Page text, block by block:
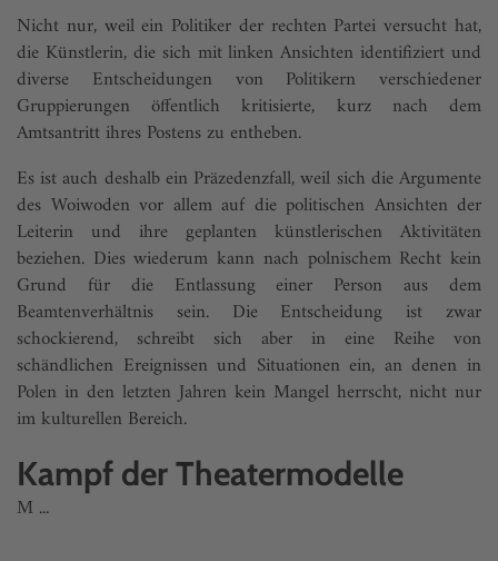
Nicht nur, weil ein Politiker der rechten Partei versucht hat,
die Künstlerin, die sich mit linken Ansichten identifiziert und
diverse Entscheidungen von Politikern verschiedener
Gruppierungen öffentlich kritisierte, kurz nach dem
Amtsantritt ihres Postens zu entheben.
Es ist auch deshalb ein Präzedenzfall, weil sich die Argumente
des Woiwoden vor allem auf die politischen Ansichten der
Leiterin und ihre geplanten künstlerischen Aktivitäten
beziehen. Dies wiederum kann nach polnischem Recht kein
Grund für die Entlassung einer Person aus dem
Beamtenverhältnis sein. Die Entscheidung ist zwar
schockierend, schreibt sich aber in eine Reihe von
schändlichen Ereignissen und Situationen ein, an denen in
Polen in den letzten Jahren kein Mangel herrscht, nicht nur
im kulturellen Bereich.
Kampf der Theatermodelle
M ...